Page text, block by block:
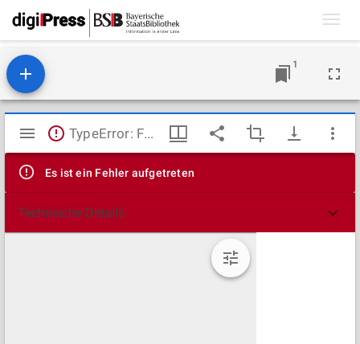
1
Mirador
Viewer
TypeError: Failed to fetch
Es ist ein Fehler aufgetreten
Technische Details